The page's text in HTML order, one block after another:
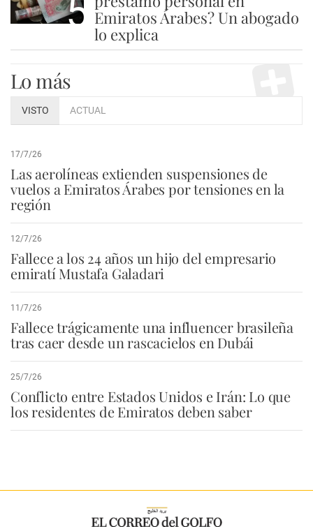
5 Emiratos Árabes? Un abogado
lo explica
Lo más
VISTO ACTUAL
17/7/26
Las aerolíneas extienden suspensiones de
vuelos a Emiratos Árabes por tensiones en la
región
12/7/26
Fallece a los 24 años un hijo del empresario
emiratí Mustafa Galadari
11/7/26
Fallece trágicamente una influencer brasileña
tras caer desde un rascacielos en Dubái
25/7/26
Conflicto entre Estados Unidos e Irán: Lo que
los residentes de Emiratos deben saber